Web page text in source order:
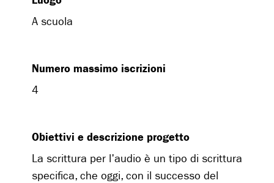
A scuola
Numero massimo iscrizioni
4
Obiettivi e descrizione progetto
La scrittura per l'audio è un tipo di scrittura
specifica, che oggi, con il successo del